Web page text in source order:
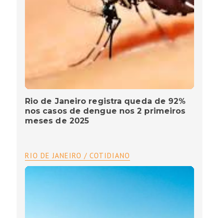
Rio de Janeiro registra queda de 92%
nos casos de dengue nos 2 primeiros
meses de 2025
RIO DE JANEIRO / COTIDIANO